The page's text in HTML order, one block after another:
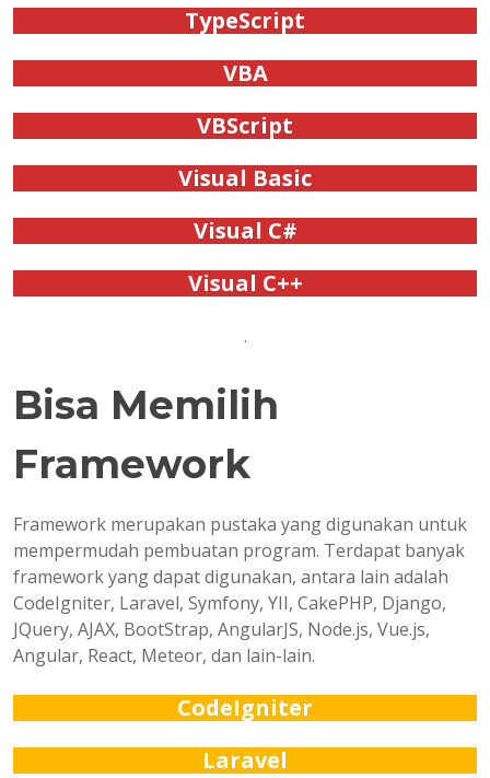
TypeScript
VBA
VBScript
Visual Basic
Visual C#
Visual C++
.
Bisa Memilih
Framework
Framework merupakan pustaka yang digunakan untuk
mempermudah pembuatan program. Terdapat banyak
framework yang dapat digunakan, antara lain adalah
CodeIgniter, Laravel, Symfony, YII, CakePHP, Django,
JQuery, AJAX, BootStrap, AngularJS, Node.js, Vue.js,
Angular, React, Meteor, dan lain-lain.
CodeIgniter
Laravel